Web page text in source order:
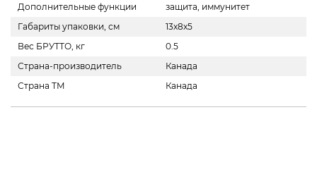
Дополнительные функции
защита, иммунитет
Габариты упаковки, см
13x8x5
Вес БРУТТО, кг
0.5
Страна-производитель
Канада
Страна ТМ
Канада